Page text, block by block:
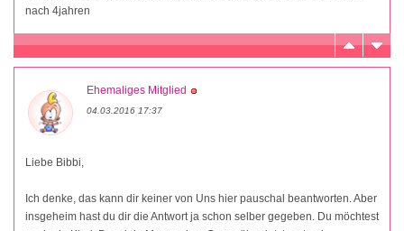
nach 4jahren
Ehemaliges Mitglied
04.03.2016 17:37
Liebe Bibbi,
Ich denke, das kann dir keiner von Uns hier pauschal beantworten. Aber
insgeheim hast du dir die Antwort ja schon selber gegeben. Du möchtest